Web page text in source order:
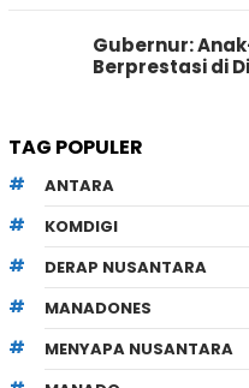
Gubernur:
Berprestasi di
TAG POPULER
ANTARA
KOMDIGI
DERAP NUSANTARA
MANADONES
MENYAPA NUSANTARA